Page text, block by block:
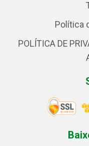
Política
POLÍTICA DE